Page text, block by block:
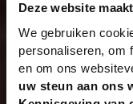
Deze website
We gebruiken
personaliseren, om
en om ons
uw steun aan ons